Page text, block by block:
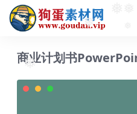
❅
❅
商业计划书